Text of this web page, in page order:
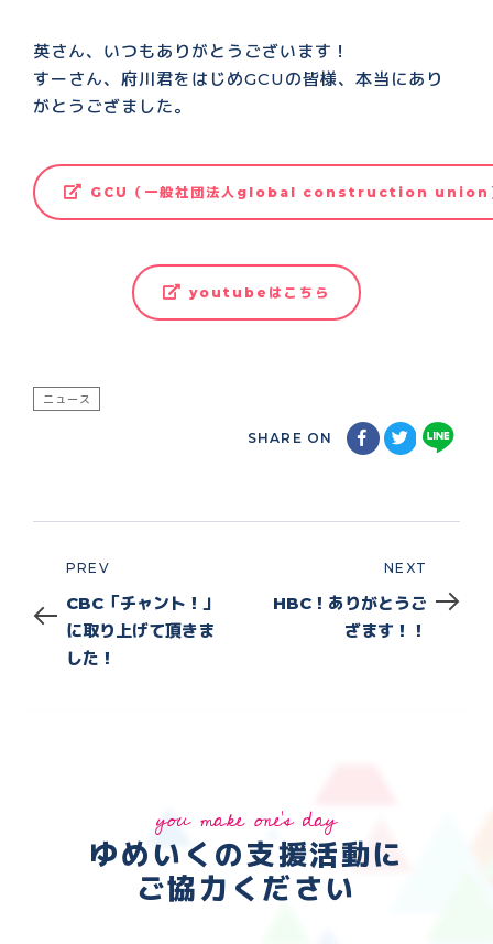
英さん、いつもありがとうございます！
すーさん、府川君をはじめGCUの皆様、本当にあり
がとうござました。
GCU（一般社団法人global construction union
youtubeはこちら
ニュース
SHARE ON
Prev
PREV
CBC「チャント！」
に取り上げて頂きま
した！
NEXT
HBC！ありがとうご
ざます！！
you make one's day
ゆめいくの支援活動に
ご協力ください